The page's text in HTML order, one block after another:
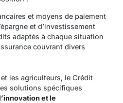
et moyens de paiement
et d’investissement
adaptés à chaque situation
couvrant divers
les agriculteurs, le Crédit
solutions spécifiques
et le